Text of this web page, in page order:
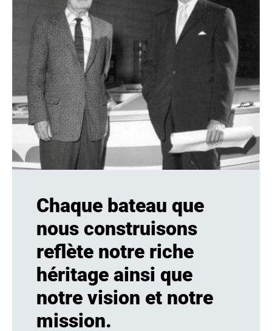
Chaque bateau que
nous construisons
reflète notre riche
héritage ainsi que
notre vision et notre
mission.